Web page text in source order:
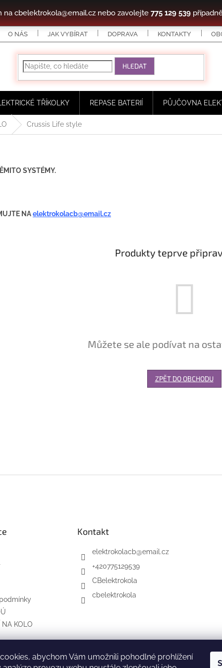
abychom Vám umožnili pohodlné prohlížení
na cbelektrokola@email.cz nebo zavolejte 775 129 539
O NÁS JAK VYBÍRAT DOPRAVA KONTAKTY
HLEDAT
TŘÍKOLKY REPASE BATERIÍ PŮJČOVNA
Crussis Life style
SYSTÉMY.
NAelektrokolacb@email.cz
Produkty teprve
Můžete se ale podívat na
ZPĚT DO OBCHODU
KOLO
Kontakt
elektrokolacb@email.cz
+420775129539
CBelektrokola
cbelektrokola
na splátky s Cofidis Elektrokola České Budějovice na